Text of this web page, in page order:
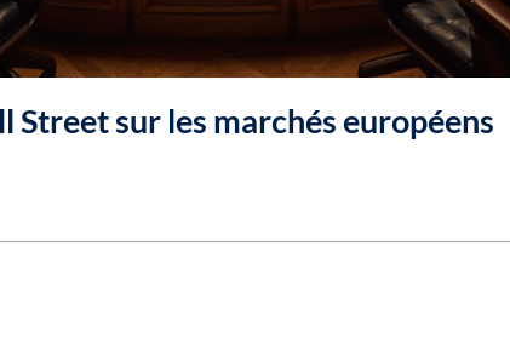
Street sur les marchés européens